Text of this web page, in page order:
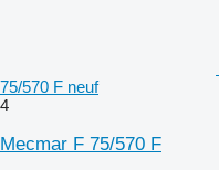
75/570 F neuf
4
Mecmar F 75/570 F